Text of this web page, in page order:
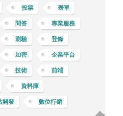
驗等等。 訂閱表單：用於
地址，以便定期發送最新
。聯絡表單：讓訪客可以
絡，提供反饋、詢問問題
表單：供訪客在網站文
體上發表評論或意見。問
使用者的觀點、反饋或市
者需求和喜好。活動報名
線上或線
投票
表單
問答
專業服務
測驗
登錄
加密
企業平台
技術
前端
資料庫
開發 數位行銷